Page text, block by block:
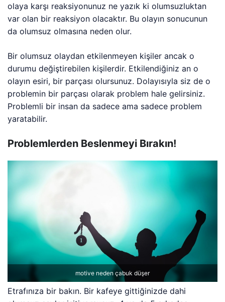
olaya karşı reaksiyonunuz ne yazık ki olumsuzluktan
var olan bir reaksiyon olacaktır. Bu olayın sonucunun
da olumsuz olmasına neden olur.
Bir olumsuz olaydan etkilenmeyen kişiler ancak o
durumu değiştirebilen kişilerdir. Etkilendiğiniz an o
olayın esiri, bir parçası olursunuz. Dolayısıyla siz de o
problemin bir parçası olarak problem hale gelirsiniz.
Problemli bir insan da sadece ama sadece problem
yaratabilir.
Problemlerden Beslenmeyi Bırakın!
motive neden çabuk düşer
Etrafınıza bir bakın. Bir kafeye gittiğinizde dahi